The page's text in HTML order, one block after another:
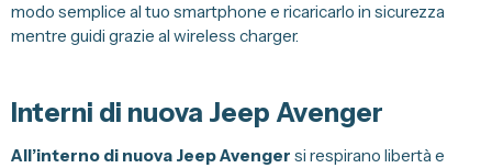
modo semplice al tuo smartphone e ricaricarlo in sicurezza
mentre guidi grazie al wireless charger.
Interni di nuova Jeep Avenger
All’interno di nuova Jeep Avenger si respirano libertà e